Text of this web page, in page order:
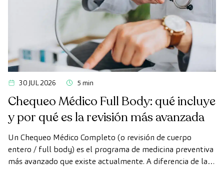
30 JUL 2026 5 min
Chequeo Médico Full Body: qué incluye
y por qué es la revisión más avanzada
Un Chequeo Médico Completo (o revisión de cuerpo
entero / full body) es el programa de medicina preventiva
más avanzado que existe actualmente. A diferencia de las